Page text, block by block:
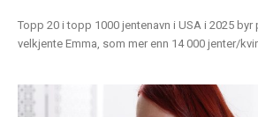
Topp 20 i topp 1000 jentenavn i USA i 2025
velkjente Emma, som mer enn 14 000 jenter/